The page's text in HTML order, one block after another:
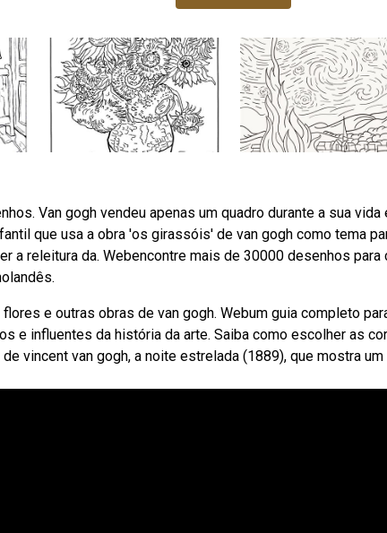
Van gogh vendeu apenas um quadro durante a sua
que usa a obra 'os girassóis' de van gogh como tema
a releitura da. Webencontre mais de 30000 desenhos para
e outras obras de van gogh. Webum guia completo
e influentes da história da arte. Saiba como escolher as
vincent van gogh, a noite estrelada (1889), que mostra